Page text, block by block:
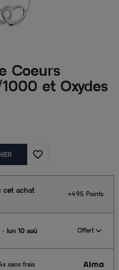
Coeurs
et Oxydes
favorite_border
cet achat
+495 Points
- lun 10 aoû Offert
sans frais